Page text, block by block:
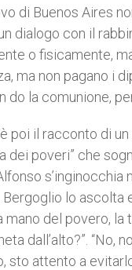
di Buenos Aires
dialogo con il
o fisicamente,
ma non pagano i
do la comunione,
poi il racconto di
dei poveri” che
lo ascolta
mano del povero,
dall’alto?”.
sto attento a